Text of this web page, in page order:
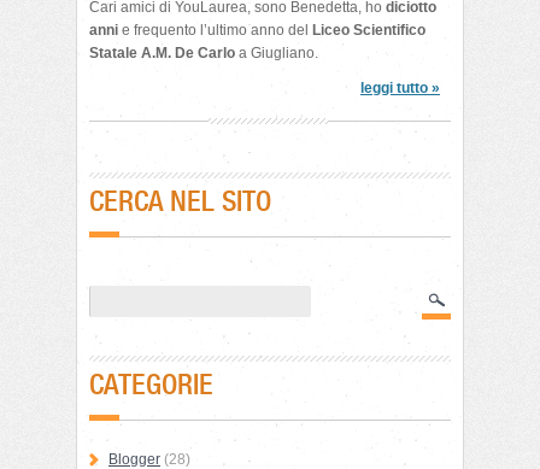
Cari amici di YouLaurea, sono Benedetta, ho diciotto
anni e frequento l’ultimo anno del
Liceo Scientifico
Statale A.M. De Carlo a Giugliano.
leggi tutto »
CERCA NEL SITO
CATEGORIE
Blogger (28)